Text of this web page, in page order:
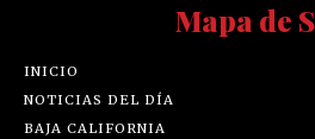
Mapa de
INICIO
NOTICIAS DEL DÍA
BAJA CALIFORNIA